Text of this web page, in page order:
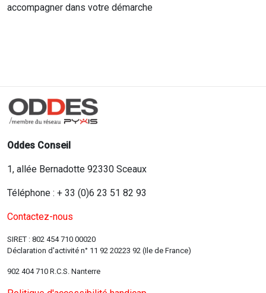
accompagner dans votre démarche
Oddes Conseil
1, allée Bernadotte 92330 Sceaux
Téléphone : + 33 (0)6 23 51 82 93
Contactez-nous
SIRET : 802 454 710 00020
Déclaration d'activité n° 11 92 20223 92 (Ile de France)
902 404 710 R.C.S. Nanterre